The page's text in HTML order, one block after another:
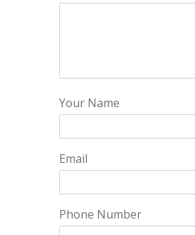
Your Name
Email
Phone Number